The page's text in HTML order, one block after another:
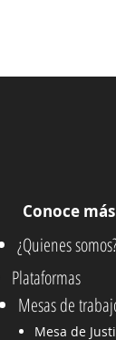
Conoce
¿Quienes
Mesas de
Plataformas
Mesa de